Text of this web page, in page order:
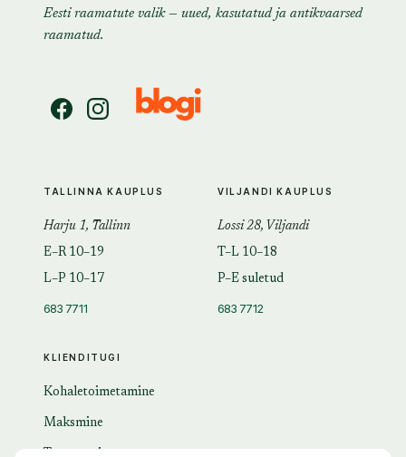
Eesti raamatute valik — uued, kasutatud ja antikvaarsed
raamatud.
KLIENDITUGI
Kohaletoimetamine
Maksmine
TALLINNA KAUPLUS
Harju 1, Tallinn
E–R 10–19
L–P 10–17
683 7711
VILJANDI KAUPLUS
Lossi 28, Viljandi
T–L 10–18
P–E suletud
683 7712